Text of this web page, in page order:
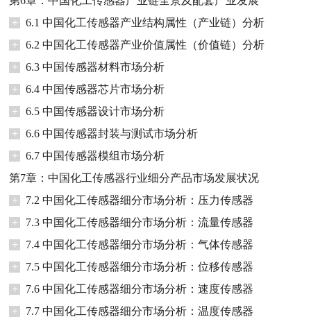
+
6.1 中国化工传感器产业结构属性（产业链）分析
+
6.2 中国化工传感器产业价值属性（价值链）分析
+
6.3 中国传感器材料市场分析
+
6.4 中国传感器芯片市场分析
+
6.5 中国传感器设计市场分析
+
6.6 中国传感器封装与测试市场分析
+
6.7 中国传感器模组市场分析
第7章：中国化工传感器行业细分产品市场发展状况
+
7.2 中国化工传感器细分市场分析：压力传感器
+
7.3 中国化工传感器细分市场分析：流量传感器
+
7.4 中国化工传感器细分市场分析：气体传感器
+
7.5 中国化工传感器细分市场分析：位移传感器
+
7.6 中国化工传感器细分市场分析：速度传感器
+
7.7 中国化工传感器细分市场分析：温度传感器